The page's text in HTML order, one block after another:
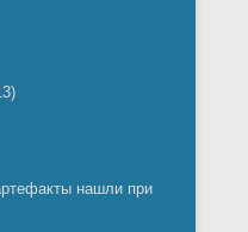
нашли при